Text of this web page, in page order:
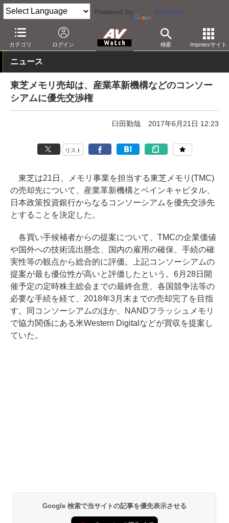
Powered by Translate
カテゴリ ログイン 検索 Impressサイト
AV Watch 動向 業界動向 経営/IR
ニュース
東芝メモリ売却は、産業革新機構などのコンソー
シアムに優先交渉権
臼田勤哉 2017年6月21日 12:23
リスト
東芝は21日、メモリ事業を担当する東芝メモリ(TMC)
の売却先について、産業革新機構とベインキャピタル、
日本政策投資銀行からなるコンソーシアムを優先交渉先
とすることを決定した。
各買い手候補者からの提案について、TMCの企業価値
や国外への技術流出懸念、国内の雇用の確保、手続の確
実性等の観点から総合的に評価。上記コンソーシアムの
提案が最も優位性が高いと評価したという。6月28日開
催予定の定時株主総会までの最終合意、各国競争法等の
必要な手続を経て、2018年3月末までの売却完了を目指
す。同コンソーシアムのほか、NANDフラッシュメモリ
で協力関係にある米Western Digitalなどが買収を提案し
ていた。
Google 検索で当サイトの記事を優先表示させる